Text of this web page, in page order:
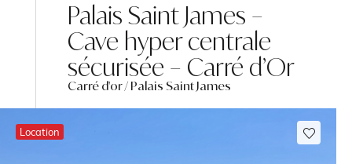
Palais Saint James –
Cave hyper centrale
sécurisée – Carré d’Or
Carré d'or / Palais Saint James
Location